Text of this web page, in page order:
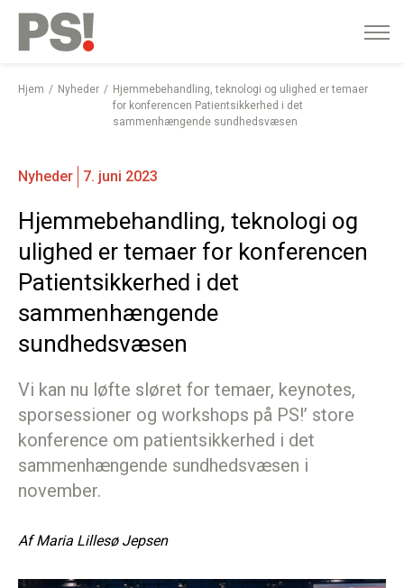
Gå
til
English
Hjem Nyheder
Hjemmebehandling, teknologi og ulighed er temaer
for konferencen Patientsikkerhed i det
sammenhængende sundhedsvæsen
Nyheder 7. juni 2023
Hjemmebehandling, teknologi og
ulighed er temaer for konferencen
Patientsikkerhed i det
sammenhængende
sundhedsvæsen
Vi kan nu løfte sløret for temaer, keynotes,
sporsessioner og workshops på PS!’ store
konference om patientsikkerhed i det
sammenhængende sundhedsvæsen i
november.
Af Maria Lillesø Jepsen